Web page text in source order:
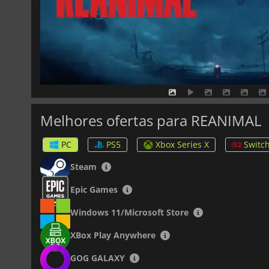
Melhores ofertas para REANIMAL
PC PS5 Xbox Series X
Steam
Epic Games
Windows 11/Microsoft Store
XBox Play Anywhere
GOG GALAXY